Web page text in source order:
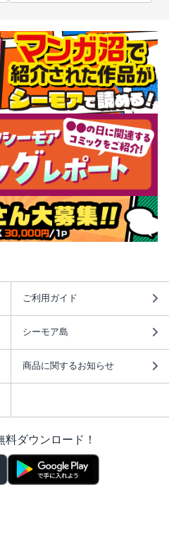
ご利用ガイド
シーモア島
商品に関するお知らせ
ダウンロード！